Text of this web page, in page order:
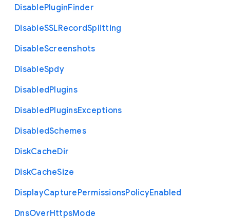
DisablePluginFinder
DisableSSLRecordSplitting
DisableScreenshots
DisableSpdy
DisabledPlugins
DisabledPluginsExceptions
DisabledSchemes
DiskCacheDir
DiskCacheSize
DisplayCapturePermissionsPolicyEnabled
DnsOverHttpsMode